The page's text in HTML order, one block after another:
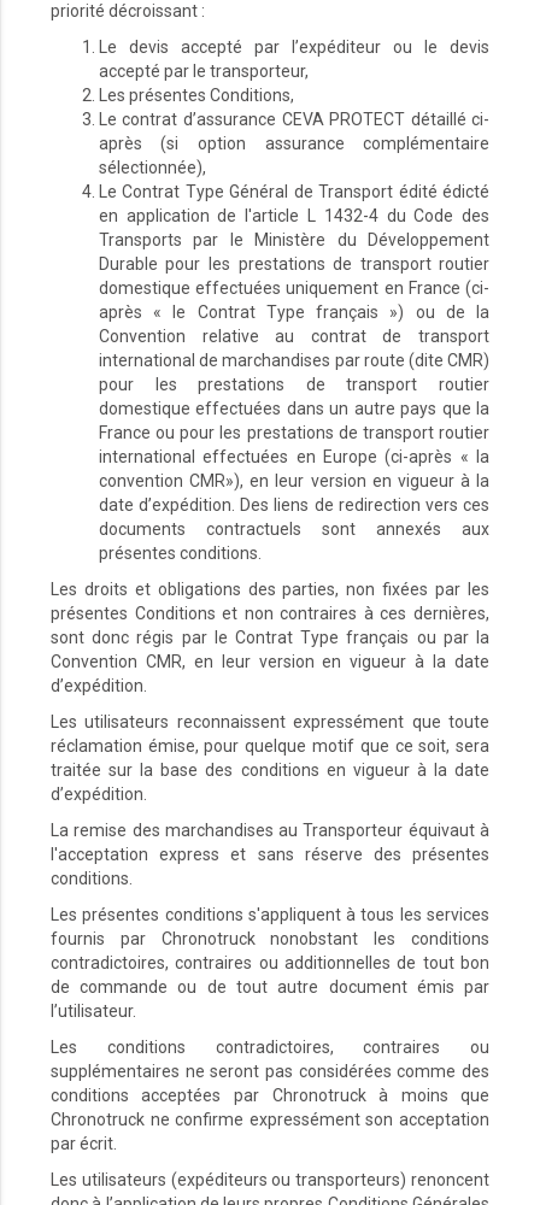
priorité décroissant :
Le devis accepté par l’expéditeur ou le devis
accepté par le transporteur,
Les présentes Conditions,
Le contrat d’assurance CEVA PROTECT détaillé ci-
après (si option assurance complémentaire
sélectionnée),
Le Contrat Type Général de Transport édité édicté
en application de l'article L 1432-4 du Code des
Transports par le Ministère du Développement
Durable pour les prestations de transport routier
domestique effectuées uniquement en France (ci-
après « le Contrat Type français ») ou de la
Convention relative au contrat de transport
international de marchandises par route (dite CMR)
pour les prestations de transport routier
domestique effectuées dans un autre pays que la
France ou pour les prestations de transport routier
international effectuées en Europe (ci-après « la
convention CMR»), en leur version en vigueur à la
date d’expédition. Des liens de redirection vers ces
documents contractuels sont annexés aux
présentes conditions.
Les droits et obligations des parties, non fixées par les
présentes Conditions et non contraires à ces dernières,
sont donc régis par le Contrat Type français ou par la
Convention CMR, en leur version en vigueur à la date
d’expédition.
Les utilisateurs reconnaissent expressément que toute
réclamation émise, pour quelque motif que ce soit, sera
traitée sur la base des conditions en vigueur à la date
d’expédition.
La remise des marchandises au Transporteur équivaut à
l'acceptation express et sans réserve des présentes
conditions.
Les présentes conditions s'appliquent à tous les services
fournis par Chronotruck nonobstant les conditions
contradictoires, contraires ou additionnelles de tout bon
de commande ou de tout autre document émis par
l’utilisateur.
Les conditions contradictoires, contraires ou
supplémentaires ne seront pas considérées comme des
conditions acceptées par Chronotruck à moins que
Chronotruck ne confirme expressément son acceptation
par écrit.
Les utilisateurs (expéditeurs ou transporteurs) renoncent